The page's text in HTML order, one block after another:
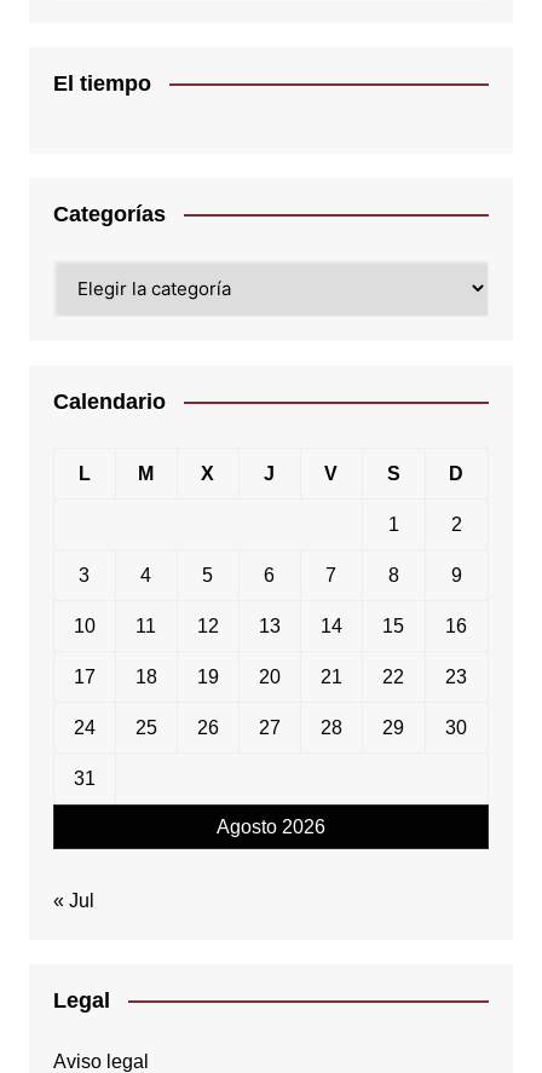
El tiempo
Categorías
Calendario
Agosto 2026
L M X J V S D
1 2
3 4 5 6 7 8 9
10 11 12 13 14 15 16
17 18 19 20 21 22 23
24 25 26 27 28 29 30
31
« Jul
Legal
Aviso legal